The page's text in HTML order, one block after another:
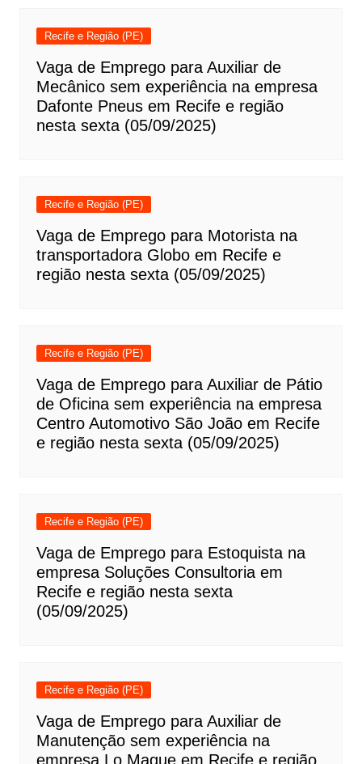
Recife e Região (PE)
Vaga de Emprego para Auxiliar de
Mecânico sem experiência na empresa
Dafonte Pneus em Recife e região
nesta sexta (05/09/2025)
Recife e Região (PE)
Vaga de Emprego para Motorista na
transportadora Globo em Recife e
região nesta sexta (05/09/2025)
Recife e Região (PE)
Vaga de Emprego para Auxiliar de Pátio
de Oficina sem experiência na empresa
Centro Automotivo São João em Recife
e região nesta sexta (05/09/2025)
Recife e Região (PE)
Vaga de Emprego para Estoquista na
empresa Soluções Consultoria em
Recife e região nesta sexta
(05/09/2025)
Recife e Região (PE)
Vaga de Emprego para Auxiliar de
Manutenção sem experiência na
empresa Lo Maque em Recife e região